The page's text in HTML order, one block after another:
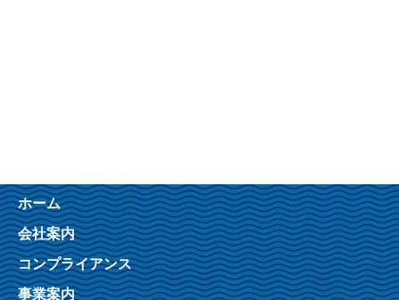
ホーム
会社案内
コンプライアンス
事業案内